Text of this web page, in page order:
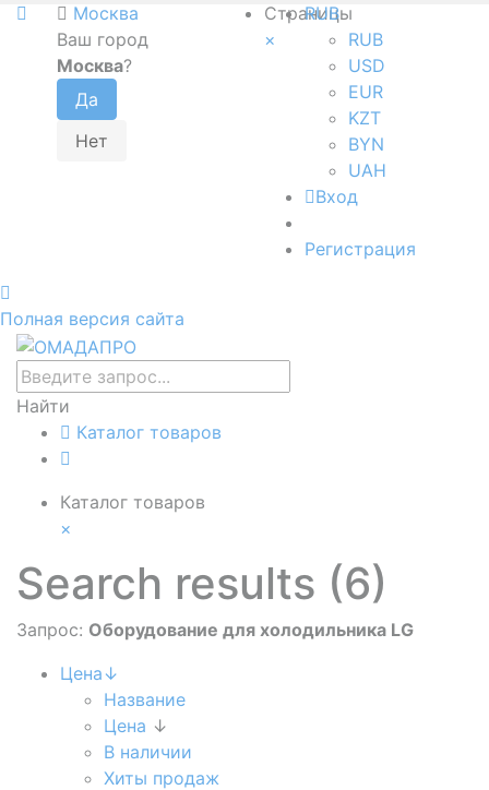
Москва
Ваш город
Москва?
Страницы
×
RUB
RUB
USD
EUR
KZT
BYN
UAH
Вход
Регистрация
Полная версия сайта
Найти
Каталог товаров
Каталог товаров
×
Search results (6)
Запрос: Оборудование для холодильника LG
Цена↓
Название
Цена ↓
В наличии
Хиты продаж